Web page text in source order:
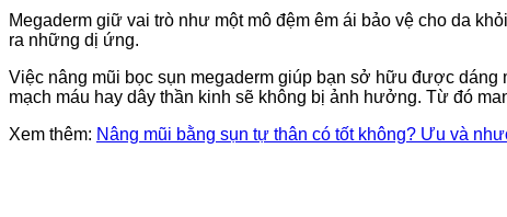
Megaderm giữ vai trò như một mô đệm êm ái bảo vệ cho da
ra những dị ứng.
Việc nâng mũi bọc sụn megaderm giúp bạn sở hữu được
mạch máu hay dây thần kinh sẽ không bị ảnh hưởng. Từ đó
Xem thêm: Nâng mũi bằng sụn tự thân có tốt không? Ưu và